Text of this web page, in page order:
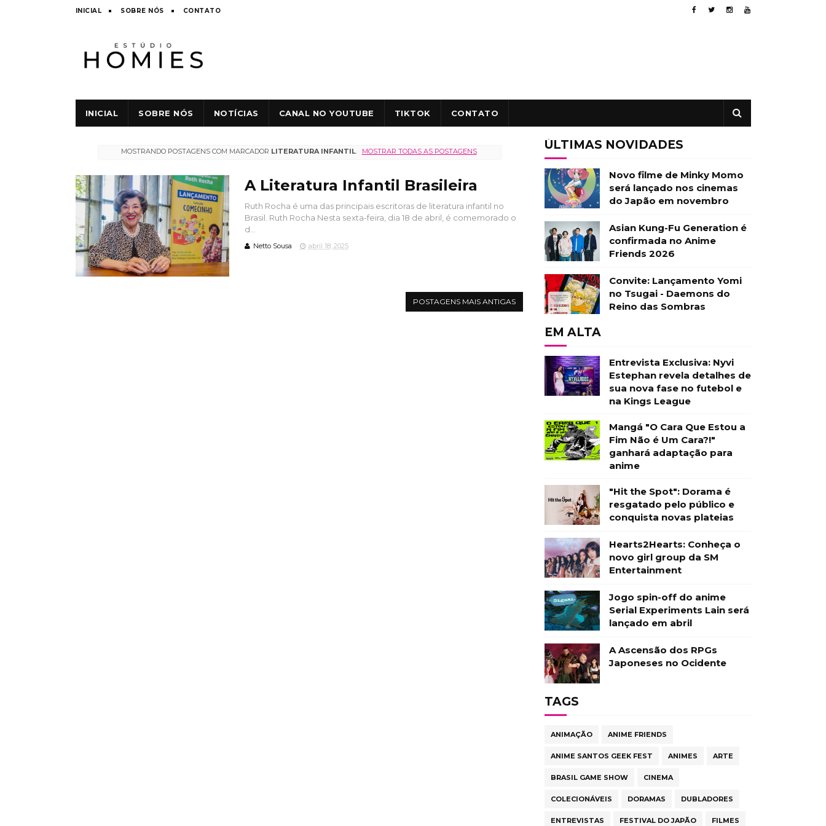
INICIAL SOBRE NÓS CONTATO
INICIAL SOBRE NÓS NOTÍCIAS CANAL NO YOUTUBE TIKTOK CONTATO
MOSTRANDO POSTAGENS COM MARCADOR LITERATURA INFANTIL. MOSTRAR TODAS AS POSTAGENS
A Literatura Infantil Brasileira
Ruth Rocha é uma das principais escritoras de literatura infantil no
Brasil. Ruth Rocha Nesta sexta-feira, dia 18 de abril, é comemorado o
d...
Netto Sousa abril 18, 2025
POSTAGENS MAIS ANTIGAS
ÚLTIMAS NOVIDADES
Novo filme de Minky Momo
será lançado nos cinemas
do Japão em novembro
Asian Kung-Fu Generation é
confirmada no Anime
Friends 2026
Convite: Lançamento Yomi
no Tsugai - Daemons do
Reino das Sombras
EM ALTA
Entrevista Exclusiva: Nyvi
Estephan revela detalhes de
sua nova fase no futebol e
na Kings League
Mangá "O Cara Que Estou a
Fim Não é Um Cara?!"
ganhará adaptação para
anime
"Hit the Spot": Dorama é
resgatado pelo público e
conquista novas plateias
Hearts2Hearts: Conheça o
novo girl group da SM
Entertainment
Jogo spin-off do anime
Serial Experiments Lain será
lançado em abril
A Ascensão dos RPGs
Japoneses no Ocidente
TAGS
ANIMAÇÃO ANIME FRIENDS
ANIME SANTOS GEEK FEST ANIMES ARTE
BRASIL GAME SHOW CINEMA
COLECIONÁVEIS DORAMAS DUBLADORES
ENTREVISTAS FESTIVAL DO JAPÃO FILMES